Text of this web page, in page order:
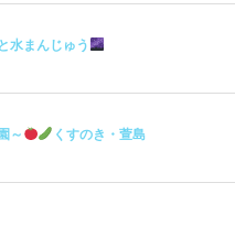
水まんじゅう
～ くすのき・萱島